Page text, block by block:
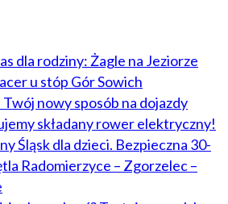
dla rodziny: Żagle na Jeziorze
u stóp Gór Sowich
nowy sposób na dojazdy
składany rower elektryczny!
Śląsk dla dzieci. Bezpieczna 30-
Radomierzyce – Zgorzelec –